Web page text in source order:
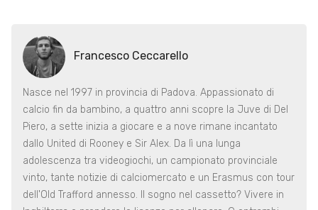
Francesco Ceccarello
Nasce nel 1997 in provincia di Padova. Appassionato di
calcio fin da bambino, a quattro anni scopre la Juve di Del
Piero, a sette inizia a giocare e a nove rimane incantato
dallo United di Rooney e Sir Alex. Da lì una lunga
adolescenza tra videogiochi, un campionato provinciale
vinto, tante notizie di calciomercato e un Erasmus con tour
dell'Old Trafford annesso. Il sogno nel cassetto? Vivere in